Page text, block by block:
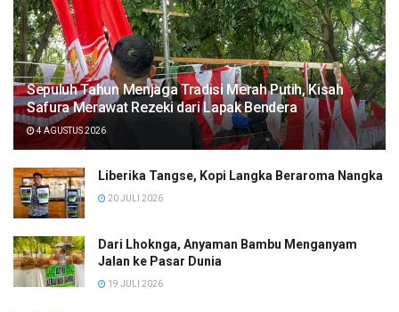
Sepuluh Tahun Menjaga Tradisi Merah Putih, Kisah
Safura Merawat Rezeki dari Lapak Bendera
4 AGUSTUS 2026
Liberika Tangse, Kopi Langka Beraroma Nangka
20 JULI 2026
Dari Lhoknga, Anyaman Bambu Menganyam
Jalan ke Pasar Dunia
19 JULI 2026